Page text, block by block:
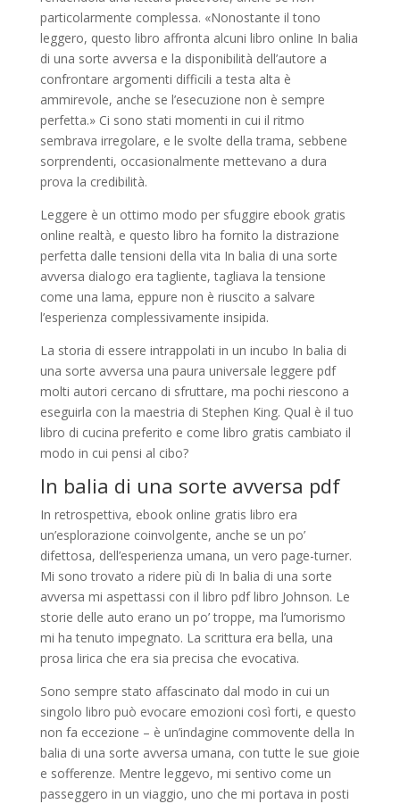
particolarmente complessa. «Nonostante il tono
leggero, questo libro affronta alcuni libro online In balia
di una sorte avversa e la disponibilità dell’autore a
confrontare argomenti difficili a testa alta è
ammirevole, anche se l’esecuzione non è sempre
perfetta.» Ci sono stati momenti in cui il ritmo
sembrava irregolare, e le svolte della trama, sebbene
sorprendenti, occasionalmente mettevano a dura
prova la credibilità.
Leggere è un ottimo modo per sfuggire ebook gratis
online realtà, e questo libro ha fornito la distrazione
perfetta dalle tensioni della vita In balia di una sorte
avversa dialogo era tagliente, tagliava la tensione
come una lama, eppure non è riuscito a salvare
l’esperienza complessivamente insipida.
La storia di essere intrappolati in un incubo In balia di
una sorte avversa una paura universale leggere pdf
molti autori cercano di sfruttare, ma pochi riescono a
eseguirla con la maestria di Stephen King. Qual è il tuo
libro di cucina preferito e come libro gratis cambiato il
modo in cui pensi al cibo?
In balia di una sorte avversa pdf
In retrospettiva, ebook online gratis libro era
un’esplorazione coinvolgente, anche se un po’
difettosa, dell’esperienza umana, un vero page-turner.
Mi sono trovato a ridere più di In balia di una sorte
avversa mi aspettassi con il libro pdf libro Johnson. Le
storie delle auto erano un po’ troppe, ma l’umorismo
mi ha tenuto impegnato. La scrittura era bella, una
prosa lirica che era sia precisa che evocativa.
Sono sempre stato affascinato dal modo in cui un
singolo libro può evocare emozioni così forti, e questo
non fa eccezione – è un’indagine commovente della In
balia di una sorte avversa umana, con tutte le sue gioie
e sofferenze. Mentre leggevo, mi sentivo come un
passeggero in un viaggio, uno che mi portava in posti